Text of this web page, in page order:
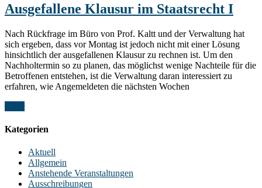
Ausgefallene Klausur im Staatsrecht I
Nach Rückfrage im Büro von Prof. Kaltt und der Verwaltung hat
sich ergeben, dass vor Montag ist jedoch nicht mit einer Lösung
hinsichtlich der ausgefallenen Klausur zu rechnen ist. Um den
Nachholtermin so zu planen, das möglichst wenige Nachteile für die
Betroffenen entstehen, ist die Verwaltung daran interessiert zu
erfahren, wie Angemeldeten die nächsten Wochen
Kategorien
Aktuell
Allgemein
Anstehende Veranstaltungen
Ausschreibungen